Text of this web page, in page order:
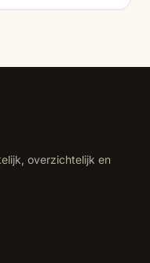
overzichtelijk en